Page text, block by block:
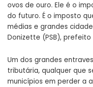
ovos de ouro. Ele é o
do futuro. É o imposto
médias e grandes
Donizette (PSB), prefeito
Um dos grandes
tributária, qualquer que
municípios em perder a